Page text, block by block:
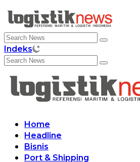
Skip
to
content
Indeks
Home
Headline
Bisnis
Port & Shipping